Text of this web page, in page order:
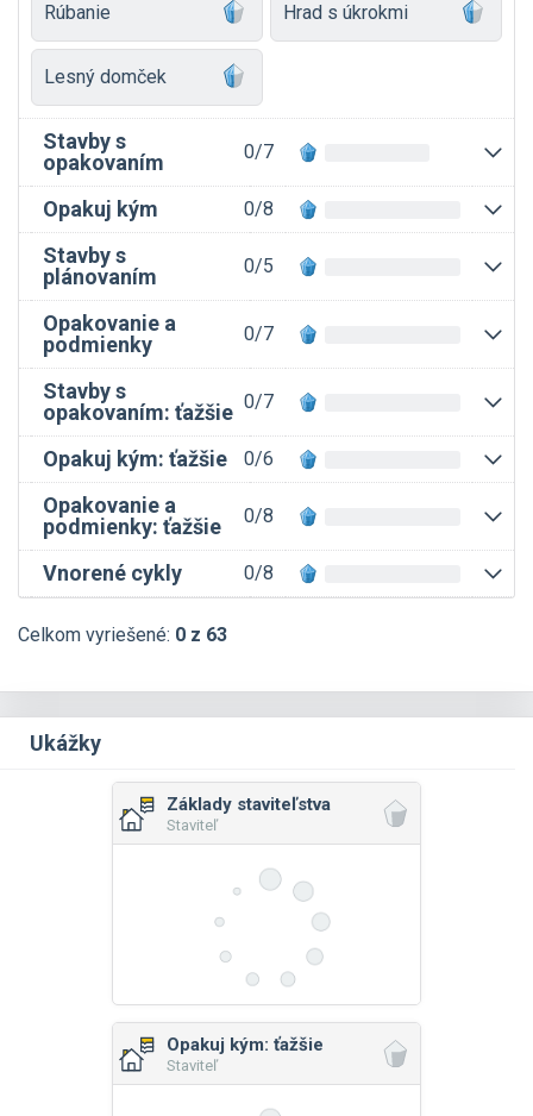
Rúbanie Hrad s úkrokmi
Lesný domček
Stavby s
opakovaním
0/7
Opakuj kým 0/8
Stavby s
plánovaním
0/5
Opakovanie a
podmienky
0/7
Stavby s
opakovaním: ťažšie 0/7
Opakuj kým: ťažšie 0/6
Opakovanie a
podmienky: ťažšie
0/8
Vnorené cykly 0/8
Celkom vyriešené: 0 z 63
Ukážky
Základy staviteľstva
Staviteľ
Opakuj kým: ťažšie
Staviteľ